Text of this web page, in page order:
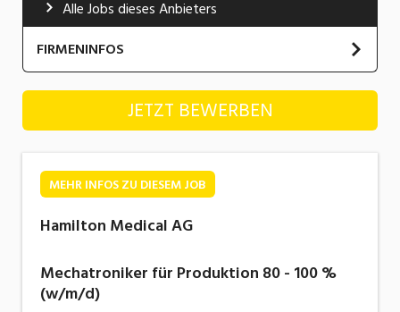
Industrie, Maschinenbau, Anlagenbau,
Produktion
Informatik, Telekommunikation
Kaufm. Berufe, Kundendienst, Verwaltung
Marketing, Kommunikation, Medien, Druck
Mechanik, Elektronik, Optik, Textil (Fertigung)
Sicherheit, Rettung, Polizei, Zoll
Alle Jobs dieses Anbieters
FIRMENINFOS
Hamilton Medical AG
JETZT BEWERBEN
MEHR INFOS ZU DIESEM JOB
Hamilton Medical AG
Mechatroniker für Produktion 80 - 100 %
(w/m/d)